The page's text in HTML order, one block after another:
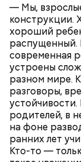
— Мы,
конструкции.
хороший
распущенный.
современная
устроены
разном мире.
разговоры,
родителей, в
на фоне
ранних лет
Кто-то —
Ингредиенты: